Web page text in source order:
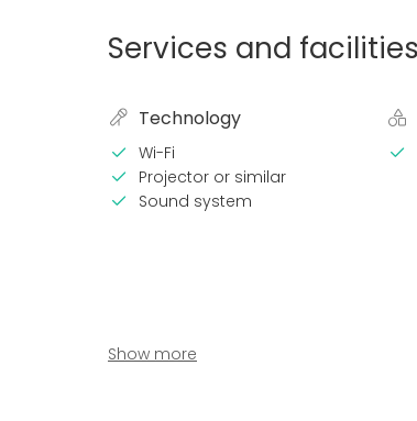
Services and facilities
Technology
Wi-Fi
Projector or similar
Sound system
Show more